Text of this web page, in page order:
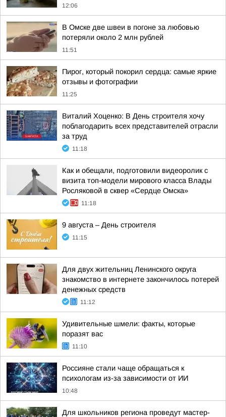
12:06
В Омске две швеи в погоне за любовью
потеряли около 2 млн рублей
11:51
Пирог, который покорил сердца: самые яркие
отзывы и фотографии
11:25
Виталий Хоценко: В День строителя хочу
поблагодарить всех представителей отрасли
за труд
11:18
Как и обещали, подготовили видеоролик с
визита топ-модели мирового класса Влады
Росляковой в сквер «Сердце Омска»
11:18
9 августа – День строителя
11:15
Для двух жительниц Ленинского округа
знакомство в интернете закончилось потерей
денежных средств
11:12
Удивительные шмели: факты, которые
поразят вас
11:10
Россияне стали чаще обращаться к
психологам из-за зависимости от ИИ
10:48
Для школьников региона проведут мастер-